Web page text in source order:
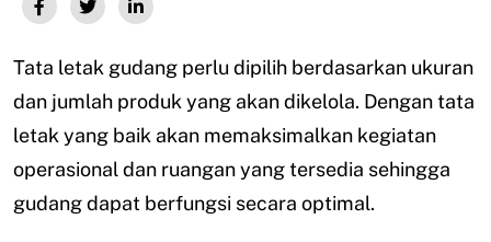
Tata letak gudang perlu dipilih berdasarkan ukuran
dan jumlah produk yang akan dikelola. Dengan tata
letak yang baik akan memaksimalkan kegiatan
operasional dan ruangan yang tersedia sehingga
gudang dapat berfungsi secara optimal.